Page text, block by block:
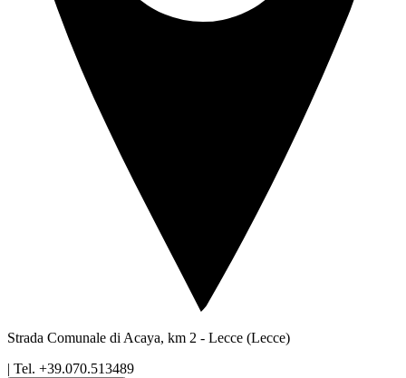
Strada Comunale di Acaya, km 2 - Lecce (Lecce)
| Tel. +39.070.513489